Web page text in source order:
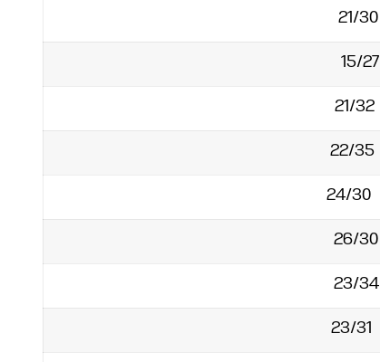
21/30‏
15/27‏
21/32‏
22/35‏
26/30‏
23/34‏